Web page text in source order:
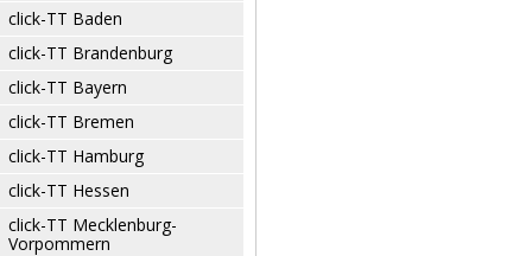
click-TT Baden
click-TT Brandenburg
click-TT Bayern
click-TT Bremen
click-TT Hamburg
click-TT Hessen
click-TT Mecklenburg-
Vorpommern